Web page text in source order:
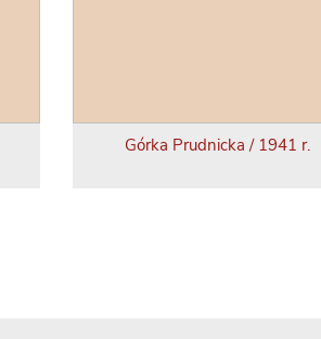
Górka Prudnicka / 1941 r.